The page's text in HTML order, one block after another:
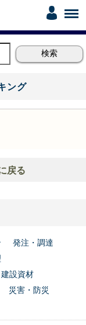
ング
戻る
発注・調達
建設資材
災害・防災